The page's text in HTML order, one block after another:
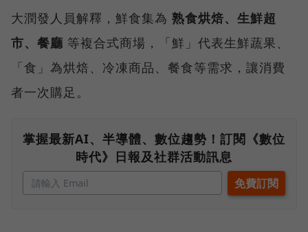
大潤發人員解釋，鮮食集為 熟食烘焙、生鮮超
市、餐廳 等複合式商場，「鮮」代表生鮮蔬果、
「食」為烘焙、冷凍商品、餐食等需求，讓消費
者一次購足。
掌握最新AI、半導體、數位趨勢！訂閱《數位
時代》日報及社群活動訊息